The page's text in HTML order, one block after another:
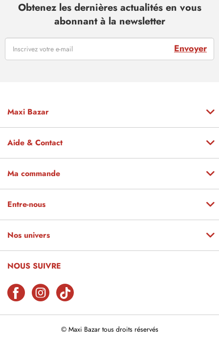
Obtenez les dernières actualités en vous
abonnant à la newsletter
Envoyer
Maxi Bazar
Aide & Contact
Ma commande
Entre-nous
Nos univers
NOUS SUIVRE
© Maxi Bazar tous droits réservés